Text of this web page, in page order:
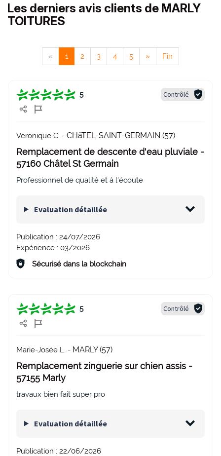
Les derniers avis clients de MARLY
TOITURES
« 1 2 3 4 5 » Fin
5 Contrôlé
Véronique C. - CHâTEL-SAINT-GERMAIN (57)
Remplacement de descente d'eau pluviale -
57160 Châtel St Germain
Professionnel de qualité et à l'écoute
Evaluation détaillée
Publication : 24/07/2026
Expérience : 03/2026
Sécurisé dans la blockchain
5 Contrôlé
Marie-Josée L. - MARLY (57)
Remplacement zinguerie sur chien assis -
57155 Marly
travaux bien fait super pro
Evaluation détaillée
Publication : 22/06/2026